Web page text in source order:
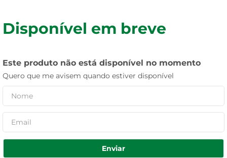
Disponível em breve
Este produto não está disponível no momento
Quero que me avisem quando estiver disponível
Enviar